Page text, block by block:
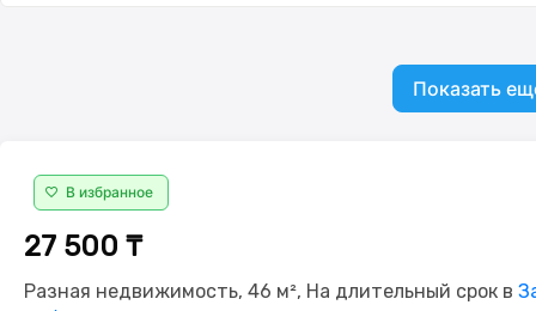
Показать
В избранное
27 500 ₸
Разная недвижимость, 46 м², На длительный срок в